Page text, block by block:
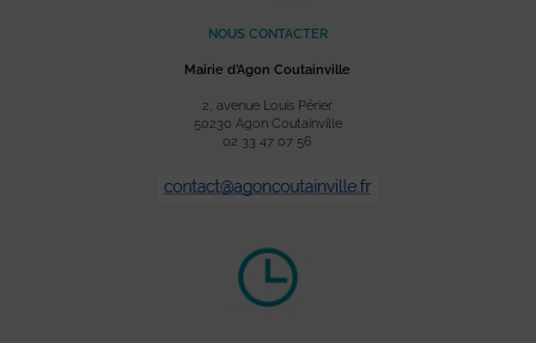
NOUS CONTACTER
Mairie d’Agon Coutainville
2, avenue Louis Périer
50230 Agon Coutainville
02 33 47 07 56